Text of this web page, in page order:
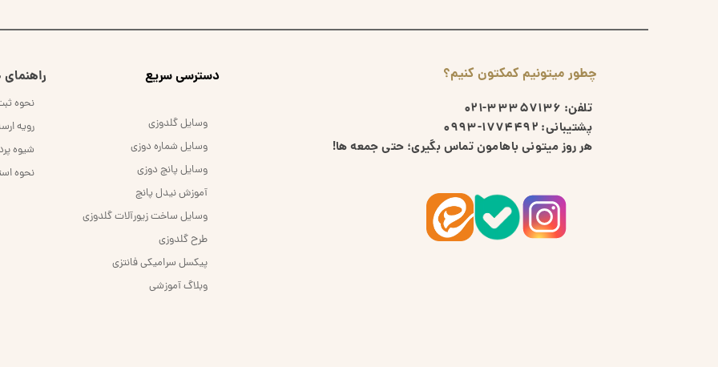
چطور میتونیم کمکتون کنیم؟
تلفن: 33357136-021
پشتیبانی: 1774492-0993
هر روز میتونی باهامون تماس بگیری؛ حتی جمعه ها!
نحوه
رویه
شیوه
نحوه
​دسترسی سریع
وسایل گلدوزی
وسایل شماره دوزی
وسایل پانچ دوزی
آموزش نیدل پانچ
وسایل ساخت زیورآلات گلدوزی
طرح گلدوزی
پیکسل سرامیکی فانتزی
وبلاگ آموزشی